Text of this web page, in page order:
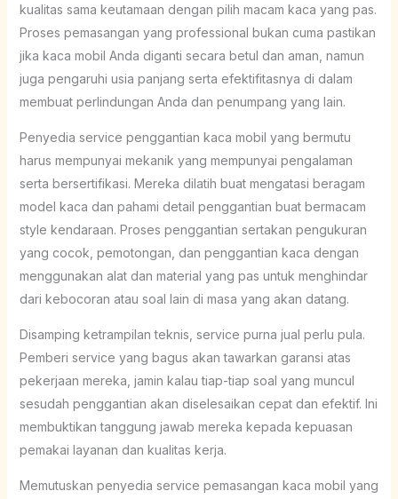
kualitas sama keutamaan dengan pilih macam kaca yang pas.
Proses pemasangan yang professional bukan cuma pastikan
jika kaca mobil Anda diganti secara betul dan aman, namun
juga pengaruhi usia panjang serta efektifitasnya di dalam
membuat perlindungan Anda dan penumpang yang lain.
Penyedia service penggantian kaca mobil yang bermutu
harus mempunyai mekanik yang mempunyai pengalaman
serta bersertifikasi. Mereka dilatih buat mengatasi beragam
model kaca dan pahami detail penggantian buat bermacam
style kendaraan. Proses penggantian sertakan pengukuran
yang cocok, pemotongan, dan penggantian kaca dengan
menggunakan alat dan material yang pas untuk menghindar
dari kebocoran atau soal lain di masa yang akan datang.
Disamping ketrampilan teknis, service purna jual perlu pula.
Pemberi service yang bagus akan tawarkan garansi atas
pekerjaan mereka, jamin kalau tiap-tiap soal yang muncul
sesudah penggantian akan diselesaikan cepat dan efektif. Ini
membuktikan tanggung jawab mereka kepada kepuasan
pemakai layanan dan kualitas kerja.
Memutuskan penyedia service pemasangan kaca mobil yang